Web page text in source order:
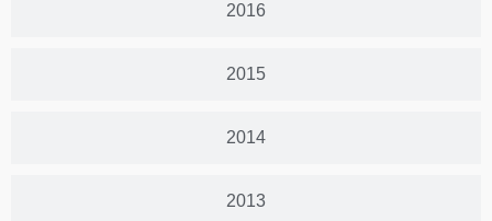
2016
2015
2014
2013